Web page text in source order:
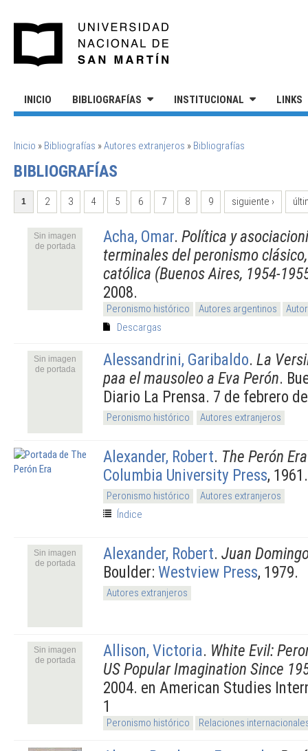
INICIO BIBLIOGRAFÍAS INSTITUCIONAL LINKS
SE ENCUENTRA USTED AQUÍ
Inicio » Bibliografías »Autores extranjeros » Bibliografías
BIBLIOGRAFÍAS
PÁGINAS
1 2 3 4 5 6 7 8 9 siguiente ›
Sin imagen
de portada
Acha, Omar. Política y
terminales del peronismo
católica (Buenos Aires, 1954-
2008.
Peronismo histórico Autores argentinos
Descargas
Sin imagen
de portada
Alessandrini, Garibaldo. La
paa el mausoleo a Eva Perón.
Diario La Prensa. 7 de febrero
Peronismo histórico Autores extranjeros
Alexander, Robert. The Perón Era
Columbia University Press, 1961.
Peronismo histórico
Autores extranjeros
Índice
Sin imagen
de portada
Alexander, Robert. Juan
Boulder: Westview Press, 1979.
Autores extranjeros
Sin imagen
de portada
Allison, Victoria. White Evil:
US Popular Imagination Since
2004. en American Studies
1
Peronismo histórico Relaciones